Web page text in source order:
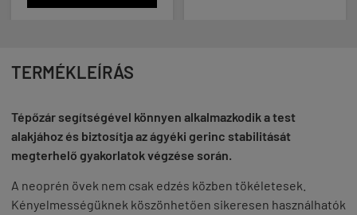
TERMÉKLEÍRÁS
Tépőzár segítségével könnyen alkalmazkodik a test
alakjához és biztosítja az ágyéki gerinc stabilitását
megterhelő gyakorlatok végzése során.
A neoprén övek nem csak edzés közben tökéletesek.
Kényelmességüknek köszönhetően sikeresen használhatók